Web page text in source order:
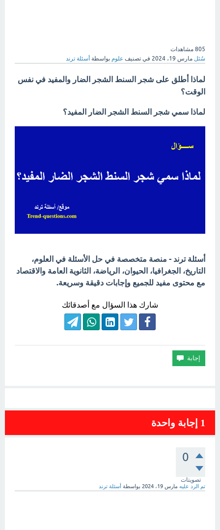
805 مشاهدات
سُئل مارس 19، 2024 في تصنيف علوم بواسطة أسئلة ترند
لماذا أطلق على شجر السنط الشجر الضار والمفيد في نفس
الوقت؟
لماذا سمي شجر السنط الشجر الضار المفيد؟
أسئلة ترند - منصة متخصصة في حل الأسئلة في العلوم،
التاريخ، الجغرافيا، الحيوان، الرياضة، الثانوية العامة والاقتصاد
مع محتوى مفيد للجميع وإجابات دقيقة وسريعة.
شارك هذا السؤال مع أصدقائك
1 إجابة واحدة
0
تصويتات
تم الرد عليه مارس 19، 2024 بواسطة أسئلة ترند